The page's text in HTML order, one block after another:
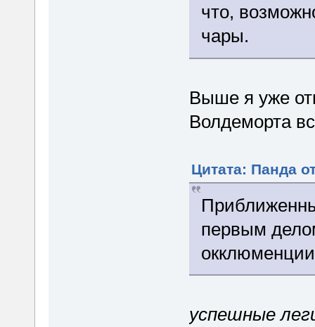
что,
чары.
Выше я уже
Волдеморта
Цитата: Панда
первым
успешные